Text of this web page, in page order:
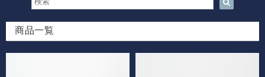
商品一覧